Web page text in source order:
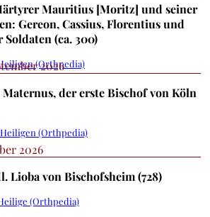
Mauritius [Moritz] und seiner
Gereon, Cassius, Florentius und
(ca. 300)
(Orthpedia)
2026
der erste Bischof von Köln
(Orthpedia)
2026
Lioba von Bischofsheim (728)
(Orthpedia)